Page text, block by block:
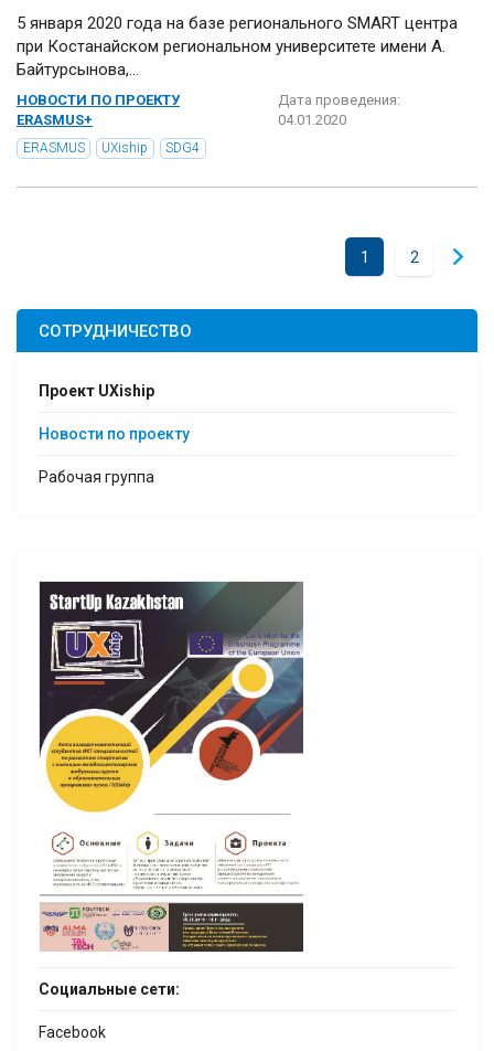
5 января 2020 года на базе регионального SMART центра
при Костанайском региональном университете имени А.
Байтурсынова,...
НОВОСТИ ПО ПРОЕКТУ
ERASMUS+
Дата проведения:
04.01.2020
ERASMUS UXiship SDG4
1 2
СОТРУДНИЧЕСТВО
Проект UXiship
Новости по проекту
Рабочая группа
Социальные сети:
Facebook